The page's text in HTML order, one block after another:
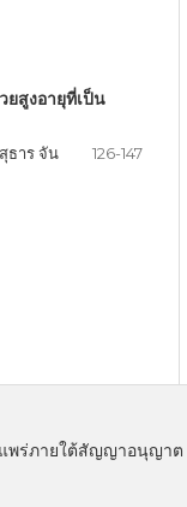
ยสูงอายุที่เป็น
ธาร จัน
126-147
พร่ภายใต้สัญญาอนุญาต